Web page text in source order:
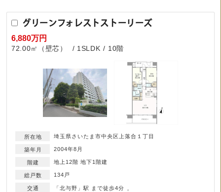
グリーンフォレストストーリーズ
6,880万円
72.00㎡（壁芯） 1SLDK 10階
埼玉県さいたま市中央区上落合１丁目
2004年8月
地上12階 地下1階建
134戸
「北与野」駅 まで徒歩4分